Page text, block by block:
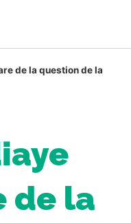
de la question de la
de la